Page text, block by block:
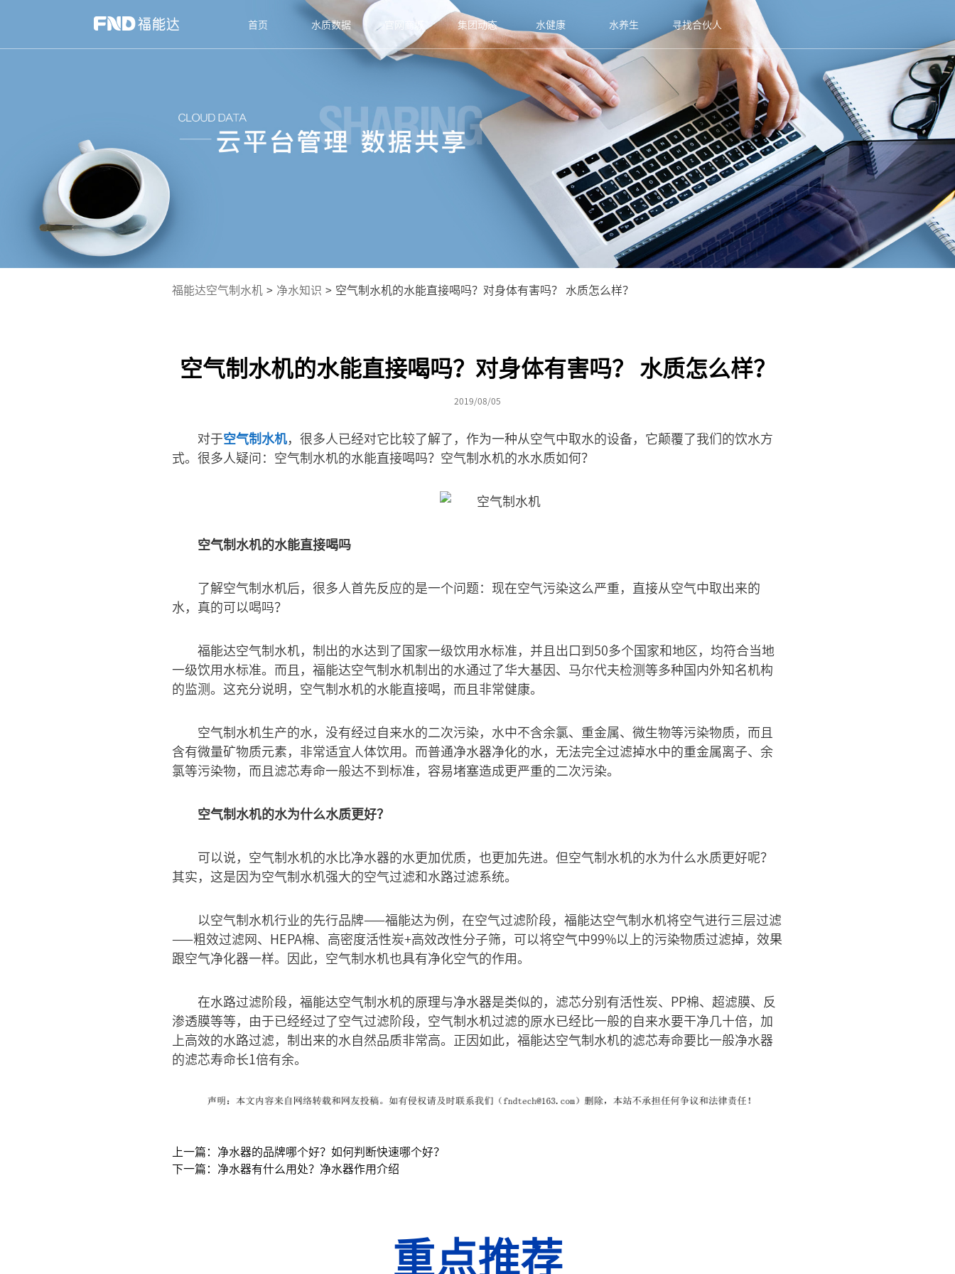
首页 水质数据 官网商城 集团动态 水健康 水养生 寻找合伙人
福能达空气制水机 > 净水知识 > 空气制水机的水能直接喝吗？对身体有害吗？ 水质怎么样？
空气制水机的水能直接喝吗？对身体有害吗？ 水质怎么样？
2019/08/05
对于空气制水机，很多人已经对它比较了解了，作为一种从空气中取水的设备，它颠覆了我们的饮水方
式。很多人疑问：空气制水机的水能直接喝吗？空气制水机的水水质如何？
空气制水机的水能直接喝吗
了解空气制水机后，很多人首先反应的是一个问题：现在空气污染这么严重，直接从空气中取出来的
水，真的可以喝吗？
福能达空气制水机，制出的水达到了国家一级饮用水标准，并且出口到50多个国家和地区，均符合当地
一级饮用水标准。而且，福能达空气制水机制出的水通过了华大基因、马尔代夫检测等多种国内外知名机构
的监测。这充分说明，空气制水机的水能直接喝，而且非常健康。
空气制水机生产的水，没有经过自来水的二次污染，水中不含余氯、重金属、微生物等污染物质，而且
含有微量矿物质元素，非常适宜人体饮用。而普通净水器净化的水，无法完全过滤掉水中的重金属离子、余
氯等污染物，而且滤芯寿命一般达不到标准，容易堵塞造成更严重的二次污染。
空气制水机的水为什么水质更好？
可以说，空气制水机的水比净水器的水更加优质，也更加先进。但空气制水机的水为什么水质更好呢？
其实，这是因为空气制水机强大的空气过滤和水路过滤系统。
以空气制水机行业的先行品牌——福能达为例，在空气过滤阶段，福能达空气制水机将空气进行三层过滤
——粗效过滤网、HEPA棉、高密度活性炭+高效改性分子筛，可以将空气中99%以上的污染物质过滤掉，效果
跟空气净化器一样。因此，空气制水机也具有净化空气的作用。
在水路过滤阶段，福能达空气制水机的原理与净水器是类似的，滤芯分别有活性炭、PP棉、超滤膜、反
渗透膜等等，由于已经经过了空气过滤阶段，空气制水机过滤的原水已经比一般的自来水要干净几十倍，加
上高效的水路过滤，制出来的水自然品质非常高。正因如此，福能达空气制水机的滤芯寿命要比一般净水器
的滤芯寿命长1倍有余。
上一篇：净水器的品牌哪个好？如何判断快速哪个好？
下一篇：净水器有什么用处？净水器作用介绍
重点推荐